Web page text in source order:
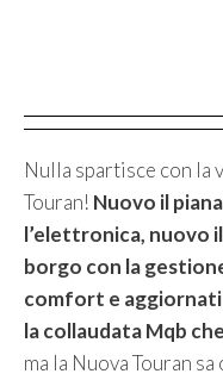
Nulla spartisce con la
Touran! Nuovo il
l’elettronica, nuovo
borgo con la
comfort e
la collaudata Mqb
ma la Nuova Touran